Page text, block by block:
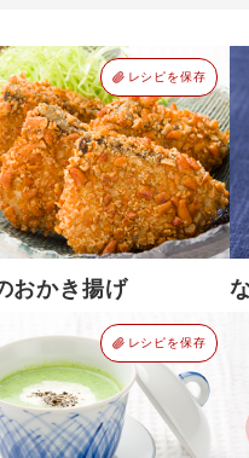
レシピを保存
おかき揚げ
レシピを保存